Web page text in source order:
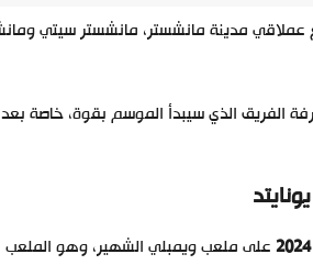
مدينة مانشستر، مانشستر سيتي
الفريق الذي سيبدأ الموسم بقوة، خاصة
على ملعب ويمبلي الشهير، وهو الملعب